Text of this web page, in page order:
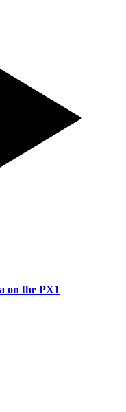
on the PX1